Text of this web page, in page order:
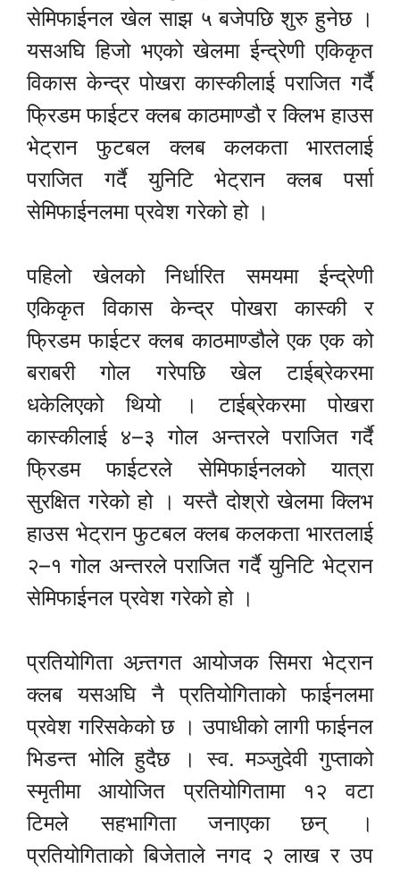
सेमिफाईनल खेल साझ ५ बजेपछि शुरु हुनेछ ।
यसअघि हिजो भएको खेलमा ईन्द्रेणी एकिकृत
विकास केन्द्र पोखरा कास्कीलाई पराजित गर्दै
फ्रिडम फाईटर क्लब काठमाण्डौ र क्लिभ हाउस
भेट्रान फुटबल क्लब कलकता भारतलाई
पराजित गर्दै युनिटि भेट्रान क्लब पर्सा
सेमिफाईनलमा प्रवेश गरेको हो ।
पहिलो खेलको निर्धारित समयमा ईन्द्रेणी
एकिकृत विकास केन्द्र पोखरा कास्की र
फ्रिडम फाईटर क्लब काठमाण्डौले एक एक को
बराबरी गोल गरेपछि खेल टाईब्रेकरमा
धकेलिएको थियो । टाईब्रेकरमा पोखरा
कास्कीलाई ४–३ गोल अन्तरले पराजित गर्दै
फ्रिडम फाईटरले सेमिफाईनलको यात्रा
सुरक्षित गरेको हो । यस्तै दोश्रो खेलमा क्लिभ
हाउस भेट्रान फुटबल क्लब कलकता भारतलाई
२–१ गोल अन्तरले पराजित गर्दै युनिटि भेट्रान
सेमिफाईनल प्रवेश गरेको हो ।
प्रतियोगिता अन्र्तगत आयोजक सिमरा भेट्रान
क्लब यसअघि नै प्रतियोगिताको फाईनलमा
प्रवेश गरिसकेको छ । उपाधीको लागी फाईनल
भिडन्त भोलि हुदैछ । स्व. मञ्जुदेवी गुप्ताको
स्मृतीमा आयोजित प्रतियोगितामा १२ वटा
टिमले सहभागिता जनाएका छन् ।
प्रतियोगिताको बिजेताले नगद २ लाख र उप